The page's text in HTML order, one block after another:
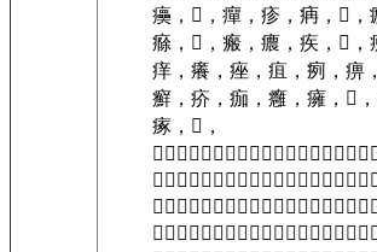
㿙， 𤼤， 癉， 疹， 㾆， 𤵷，
㾻， 𤶠， 瘢， 癑， 疾， 𤖏，
痒， 癢， 痤， 疽， 㾐， 痹，
癬， 疥， 痂， 癰， 癕， 𤹝，
瘃， 𤷚，
𤸱， 𤸫， 痋， 㾜， 疢 𤵜， 疻， 癎， 㾅， 疚
㽽， 瘛， 痸， 痞， 瘤， 癃， 𤸇， 𤻲， 療，
瘍， 痳， 癙， 瘐， 𤻵， 癤， 㽺， 痔， 瘎，
瘰， 瘠， 𤶬， 瘥， 痍， 㽳， 𤼐， 瘭， 𤴱，